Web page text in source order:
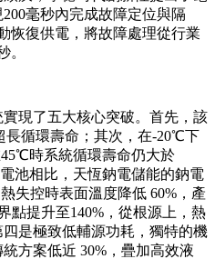
毫秒內完成故障定位與隔
恢復供電，將故障處理從行業
。
現了五大核心突破。首先，該
長循環壽命；其次，在-20℃下
時系統循環壽命仍大於
池相比，天恆鈉電儲能的鈉電
失控時表面溫度降低 60%，產
點提升至140%，從根源上，熱
是極致低輔源功耗，獨特的機
方案低近 30%，疊加高效液